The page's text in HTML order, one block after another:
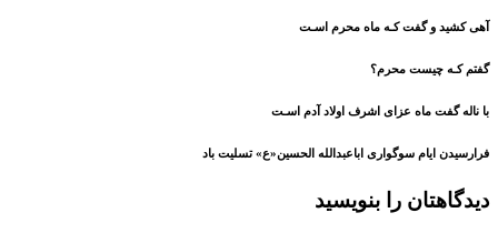
آهی کشید و گفت کـه ماه محرم اسـت
گفتم کـه چیست محرم؟
با ناله گفت ماه عزای اشرف اولاد آدم اسـت
فرارسیدن ایام سوگواری اباعبدالله الحسین«ع» تسلیت باد
دیدگاهتان را بنویسید